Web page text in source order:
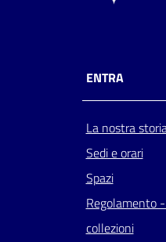
ENTRA
La nostra
Sedi e orari
Spazi
Regolamento
collezioni